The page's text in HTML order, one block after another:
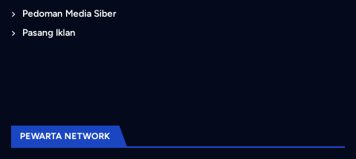
Pedoman Media Siber
Pasang Iklan
PEWARTA NETWORK